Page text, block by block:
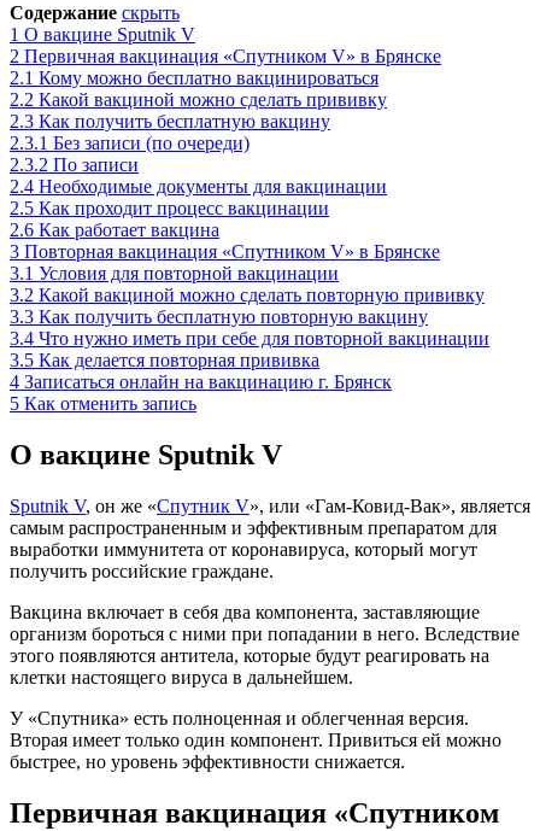
Содержание скрыть
1 О вакцине Sputnik V
2 Первичная вакцинация «Спутником V» в Брянске
2.1 Кому можно бесплатно вакцинироваться
2.2 Какой вакциной можно сделать прививку
2.3 Как получить бесплатную вакцину
2.3.1 Без записи (по очереди)
2.3.2 По записи
2.4 Необходимые документы для вакцинации
2.5 Как проходит процесс вакцинации
2.6 Как работает вакцина
3 Повторная вакцинация «Спутником V» в Брянске
3.1 Условия для повторной вакцинации
3.2 Какой вакциной можно сделать повторную прививку
3.3 Как получить бесплатную повторную вакцину
3.4 Что нужно иметь при себе для повторной вакцинации
3.5 Как делается повторная прививка
4 Записаться онлайн на вакцинацию г. Брянск
5 Как отменить запись
О вакцине Sputnik V
Sputnik V, он же «Спутник V», или «Гам-Ковид-Вак», является
самым распространенным и эффективным препаратом для
выработки иммунитета от коронавируса, который могут
получить российские граждане.
Вакцина включает в себя два компонента, заставляющие
организм бороться с ними при попадании в него. Вследствие
этого появляются антитела, которые будут реагировать на
клетки настоящего вируса в дальнейшем.
У «Спутника» есть полноценная и облегченная версия.
Вторая имеет только один компонент. Привиться ей можно
быстрее, но уровень эффективности снижается.
Первичная вакцинация «Спутником